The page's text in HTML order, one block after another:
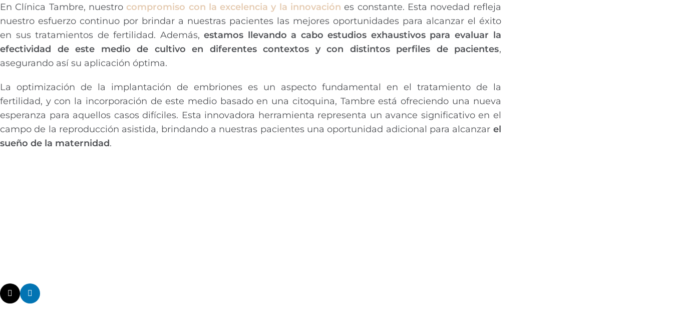
En Clínica Tambre, nuestro compromiso con la excelencia y la innovación es constante. Esta novedad refleja
nuestro esfuerzo continuo por brindar a nuestras pacientes las mejores oportunidades para alcanzar el éxito
en sus tratamientos de fertilidad. Además,estamos llevando a cabo estudios exhaustivos para evaluar la
efectividad de este medio de cultivo en diferentes contextos y con distintos perfiles de pacientes,
asegurando así su aplicación óptima.
La optimización de la implantación de embriones es un aspecto fundamental en el tratamiento de la
fertilidad, y con la incorporación de este medio basado en una citoquina, Tambre está ofreciendo una nueva
esperanza para aquellos casos difíciles. Esta innovadora herramienta representa un avance significativo en el
campo de la reproducción asistida, brindando a nuestras pacientes una oportunidad adicional para alcanzar el
sueño de la maternidad.